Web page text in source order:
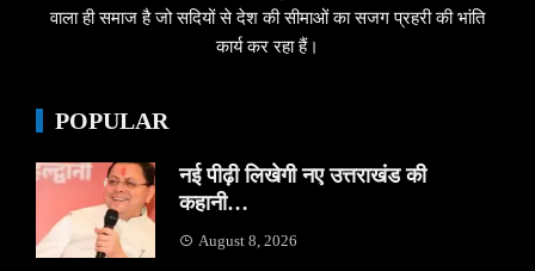
वाला ही समाज है जो सदियों से देश की सीमाओं का सजग प्रहरी की भांति
कार्य कर रहा हैं।
POPULAR
नई पीढ़ी लिखेगी नए उत्तराखंड की
कहानी…
August 8, 2026